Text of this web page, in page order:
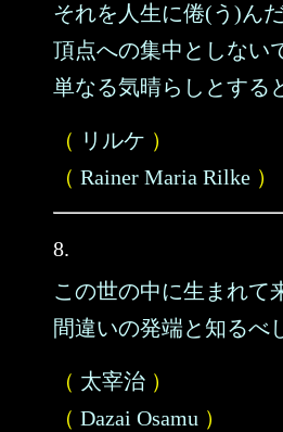
それを人生に倦(う)ん
頂点への集中としない
単なる気晴らしとする
（ リルケ ）
（ Rainer Maria Rilke ）
8.
この世の中に生まれて
間違いの発端と知るべ
（ 太宰治 ）
（ Dazai Osamu ）